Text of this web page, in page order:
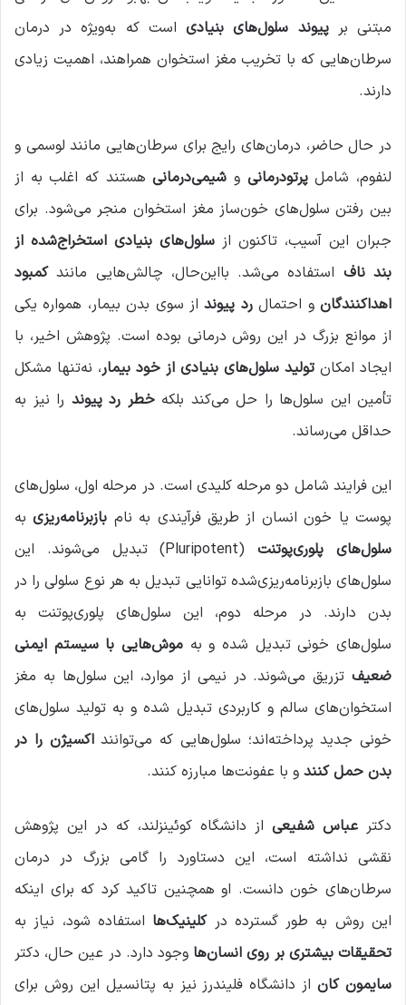
مبتنی برپیوند سلول‌های بنیادیاست که به‌ویژه در درمان
سرطان‌هایی که با تخریب مغز استخوان همراهند، اهمیت زیادی
دارند.
در حال حاضر، درمان‌های رایج برای سرطان‌هایی مانند لوسمی و
لنفوم، شاملپرتودرمانی و شیمی‌درمانیهستند که اغلب به از
بین رفتن سلول‌های خون‌ساز مغز استخوان منجر می‌شود. برای
جبران این آسیب، تاکنون از سلول‌های بنیادی استخراج‌شده از
بند ناف استفاده می‌شد. بااین‌حال، چالش‌هایی مانندکمبود
اهداکنندگانو احتمالرد پیونداز سوی بدن بیمار، همواره یکی
از موانع بزرگ در این روش درمانی بوده است. پژوهش اخیر، با
ایجاد امکانتولید سلول‌های بنیادی از خود بیمار، نه‌تنها مشکل
تأمین این سلول‌ها را حل می‌کند بلکهخطر رد پیوند را نیز به
حداقل می‌رساند.
این فرایند شامل دو مرحله کلیدی است. در مرحله اول، سلول‌های
پوست یا خون انسان از طریق فرآیندی به نام بازبرنامه‌ریزیبه
سلول‌های پلوری‌پوتنت
(Pluripotent) تبدیل می‌شوند. این
سلول‌های بازبرنامه‌ریزی‌شده توانایی تبدیل به هر نوع سلولی را در
بدن دارند. در مرحله دوم، این سلول‌های پلوری‌پوتنت به
سلول‌های خونی تبدیل شده و به موش‌هایی با سیستم ایمنی
ضعیف تزریق می‌شوند. در نیمی از موارد، این سلول‌ها به مغز
استخوان‌های سالم و کاربردی تبدیل شده و به تولید سلول‌های
خونی جدید پرداخته‌اند؛ سلول‌هایی که می‌تواننداکسیژن را در
بدن حمل کنند و با عفونت‌ها مبارزه کنند.
دکتر عباس شفیعی از دانشگاه کوئینزلند، که در این پژوهش
نقشی نداشته است، این دستاورد را گامی بزرگ در درمان
سرطان‌های خون دانست. او همچنین تاکید کرد که برای اینکه
این روش به طور گسترده درکلینیک‌ها استفاده شود، نیاز به
تحقیقات بیشتری بر روی انسان‌ها وجود دارد. در عین حال، دکتر
سایمون کاناز دانشگاه فلیندرز نیز به پتانسیل این روش برای